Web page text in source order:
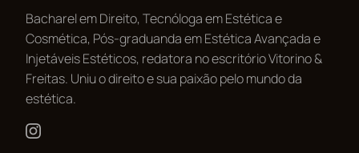
Bacharel em Direito, Tecnóloga em Estética e
Cosmética, Pós-graduanda em Estética Avançada e
Injetáveis Estéticos, redatora no escritório Vitorino &
Freitas. Uniu o direito e sua paixão pelo mundo da
estética.